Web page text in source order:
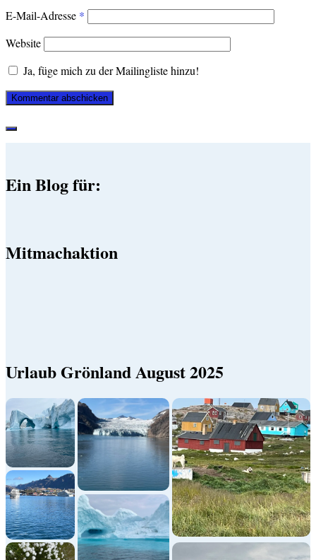
E-Mail-Adresse *
Website
Ja, füge mich zu der Mailingliste hinzu!
Ein Blog für:
Mitmachaktion
Urlaub Grönland August 2025